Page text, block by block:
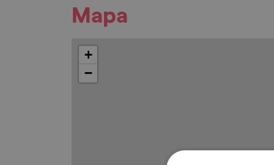
Mapa
+
−